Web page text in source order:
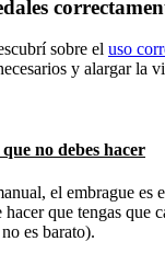
sobre el uso
y alargar la
no debes hacer
el embrague es
que tengas que
es barato).